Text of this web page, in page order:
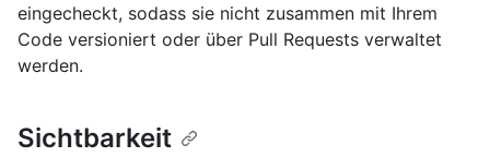
eingecheckt, sodass sie nicht zusammen mit Ihrem
Code versioniert oder über Pull Requests verwaltet
werden.
Sichtbarkeit